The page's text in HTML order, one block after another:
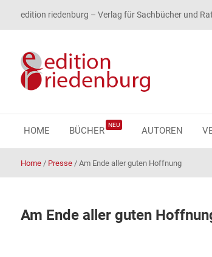
edition riedenburg – Verlag für Sachbücher und
HOME BÜCHER
NEU
AUTOREN
Home/ Presse/ Am Ende aller guten Hoffnung
Am Ende aller guten